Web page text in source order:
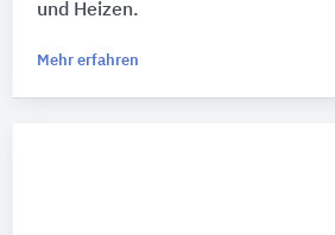
und Heizen.
Mehr erfahren